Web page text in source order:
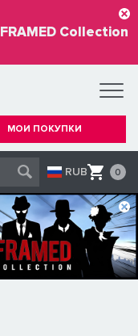
FRAMED Collection
МОИ ПОКУПКИ
RUB 0